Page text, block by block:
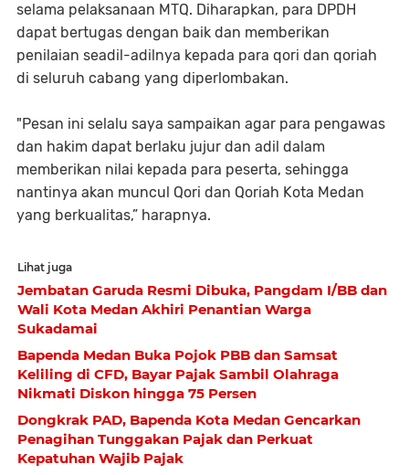
selama pelaksanaan MTQ. Diharapkan, para DPDH
dapat bertugas dengan baik dan memberikan
penilaian seadil-adilnya kepada para qori dan qoriah
di seluruh cabang yang diperlombakan.
"Pesan ini selalu saya sampaikan agar para pengawas
dan hakim dapat berlaku jujur dan adil dalam
memberikan nilai kepada para peserta, sehingga
nantinya akan muncul Qori dan Qoriah Kota Medan
yang berkualitas,” harapnya.
Lihat juga
Jembatan Garuda Resmi Dibuka, Pangdam I/BB dan
Wali Kota Medan Akhiri Penantian Warga
Sukadamai
Bapenda Medan Buka Pojok PBB dan Samsat
Keliling di CFD, Bayar Pajak Sambil Olahraga
Nikmati Diskon hingga 75 Persen
Dongkrak PAD, Bapenda Kota Medan Gencarkan
Penagihan Tunggakan Pajak dan Perkuat
Kepatuhan Wajib Pajak